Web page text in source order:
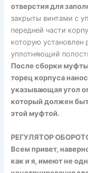
отверстия для
закрыты винтами с
передней части
которую установлен
уплотняющий
После сборки
торец корпуса
указывающая угол
который должен
этой муфтой.
РЕГУЛЯТОР
Всем привет,
как и я, имеют не